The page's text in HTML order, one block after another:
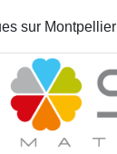
sur Montpellier